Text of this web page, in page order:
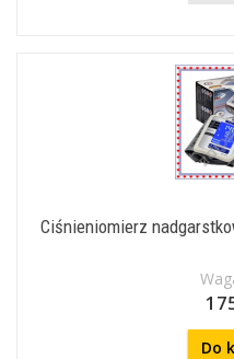
Ciśnieniomierz
Do